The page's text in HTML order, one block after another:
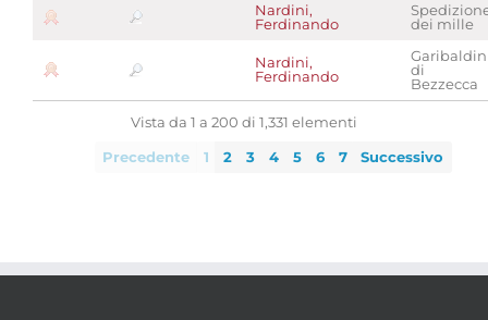
Nardini,
Ferdinando
dei mille
Nardini,
Ferdinando
di
Bezzecca
Vista da 1 a 200 di 1,331 elementi
Precedente 1 2 3 4 5 6 7 Successivo